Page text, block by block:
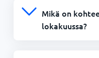
Mikä on
lokakuussa?